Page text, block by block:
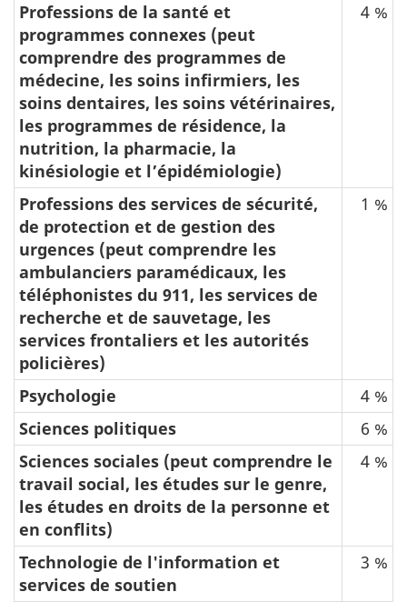
Professions de la santé et
programmes connexes (peut
comprendre des programmes de
médecine, les soins infirmiers, les
soins dentaires, les soins vétérinaires,
les programmes de résidence, la
nutrition, la pharmacie, la
kinésiologie et l’épidémiologie)
4 %
Professions des services de sécurité,
de protection et de gestion des
urgences (peut comprendre les
ambulanciers paramédicaux, les
téléphonistes du 911, les services de
recherche et de sauvetage, les
services frontaliers et les autorités
policières)
1 %
Psychologie
4 %
Sciences politiques
6 %
Sciences sociales (peut comprendre le
travail social, les études sur le genre,
les études en droits de la personne et
en conflits)
4 %
Technologie de l'information et
services de soutien
3 %